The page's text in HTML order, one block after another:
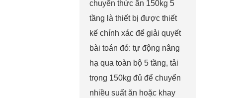
chuyển thức ăn 150kg 5
tầng là thiết bị được thiết
kế chính xác để giải quyết
bài toán đó: tự động nâng
hạ qua toàn bộ 5 tầng, tải
trọng 150kg đủ để chuyển
nhiều suất ăn hoặc khay